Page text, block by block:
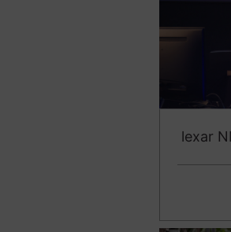
lexar